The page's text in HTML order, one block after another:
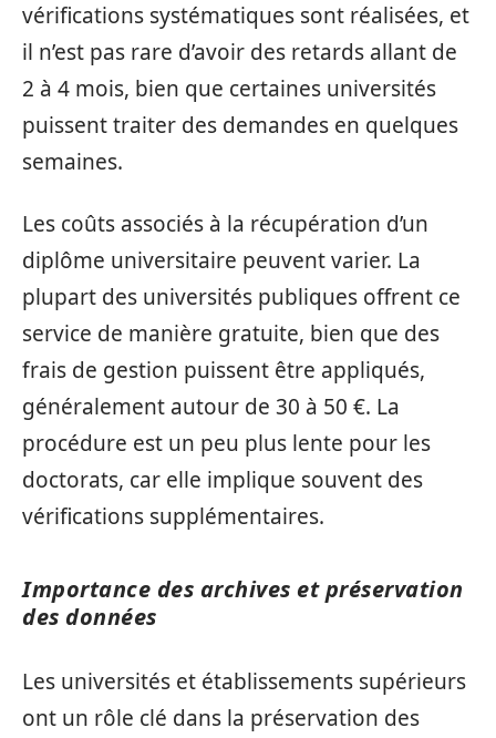
vérifications systématiques sont réalisées, et
il n’est pas rare d’avoir des retards allant de
2 à 4 mois, bien que certaines universités
puissent traiter des demandes en quelques
semaines.
Les coûts associés à la récupération d’un
diplôme universitaire peuvent varier. La
plupart des universités publiques offrent ce
service de manière gratuite, bien que des
frais de gestion puissent être appliqués,
généralement autour de 30 à 50 €. La
procédure est un peu plus lente pour les
doctorats, car elle implique souvent des
vérifications supplémentaires.
Importance des archives et préservation
des données
Les universités et établissements supérieurs
ont un rôle clé dans la préservation des